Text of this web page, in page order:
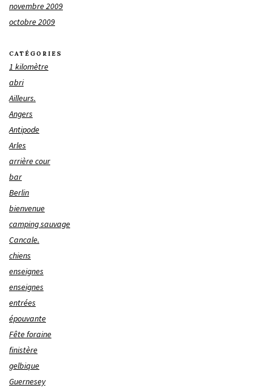
novembre 2009
octobre 2009
CATÉGORIES
1 kilomètre
abri
Ailleurs.
Angers
Antipode
Arles
arrière cour
bar
Berlin
bienvenue
camping sauvage
Cancale.
chiens
enseignes
enseignes
entrées
épouvante
Fête foraine
finistère
gelbique
Guernesey